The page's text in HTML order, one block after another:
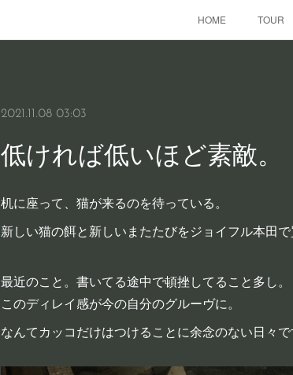
HOME TOUR
2021.11.08 03:03
低ければ低いほど素敵。
机に座って、猫が来るのを待っている。
新しい猫の餌と新しいまたたびをジョイフル本田で
最近のこと。書いてる途中で頓挫してること多し。
このディレイ感が今の自分のグルーヴに。
なんてカッコだけはつけることに余念のない日々で